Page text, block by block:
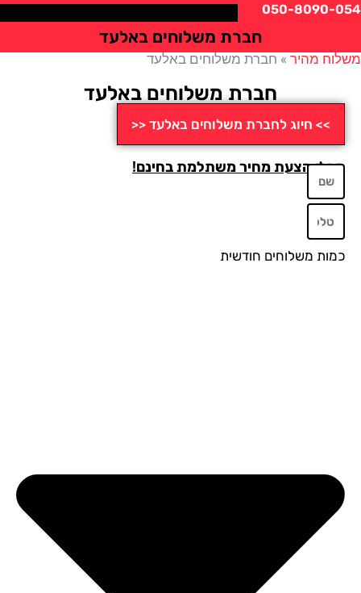
050-
חברת משלוחים באלעד
מהיר »חברת משלוחים באלעד
חברת משלוחים באלעד
>> חיוג לחברת משלוחים באלעד <<
הצעת מחיר משתלמת בחינם!
משלוחים חודשית